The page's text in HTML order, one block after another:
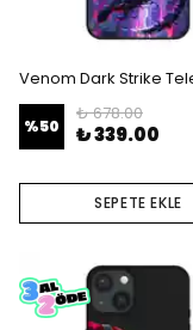
Venom Dark Strike
%50
₺ 678.00
₺ 339.00
SEPETE EKLE